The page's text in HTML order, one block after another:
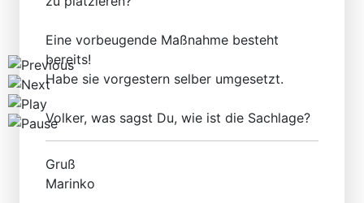
Eine vorbeugende Maßnahme besteht
bereits!
Habe sie vorgestern selber umgesetzt.
Volker, was sagst Du, wie ist die Sachlage?
Gruß
Marinko